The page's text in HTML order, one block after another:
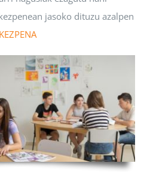
jasoko dituzu azalpen